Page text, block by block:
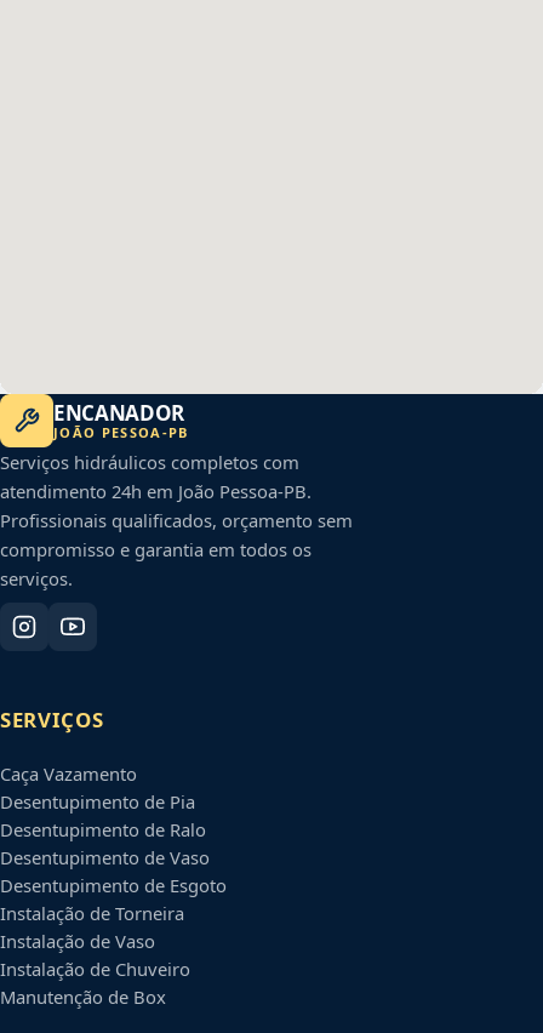
ENCANADOR
JOÃO PESSOA -PB
Serviços hidráulicos completos com
atendimento 24h em João Pessoa-PB.
Profissionais qualificados, orçamento sem
compromisso e garantia em todos os
serviços.
SERVIÇOS
Caça Vazamento
Desentupimento de Pia
Desentupimento de Ralo
Desentupimento de Vaso
Desentupimento de Esgoto
Instalação de Torneira
Instalação de Vaso
Instalação de Chuveiro
Manutenção de Box